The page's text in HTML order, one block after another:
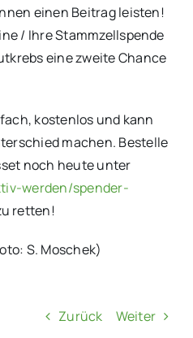
einen Beitrag leisten!
/ Ihre Stammzellspende
eine zweite Chance
kostenlos und kann
machen. Bestelle
noch heute unter
werden/spender-
retten!
S. Moschek)
Zurück Weiter